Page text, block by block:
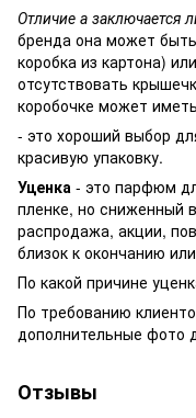
Отличие а заключается
бренда она может
коробка из картона)
отсутствовать
коробочке может
- это хороший выбор
красивую упаковку.
Уценка - это парфюм
пленке, но сниженный
распродажа, акции,
близок к окончанию
По какой причине
По требованию
дополнительные фото
Отзывы